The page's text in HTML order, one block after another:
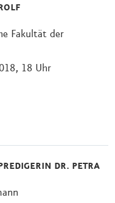
Fakultät der
18 Uhr
DR. PETRA